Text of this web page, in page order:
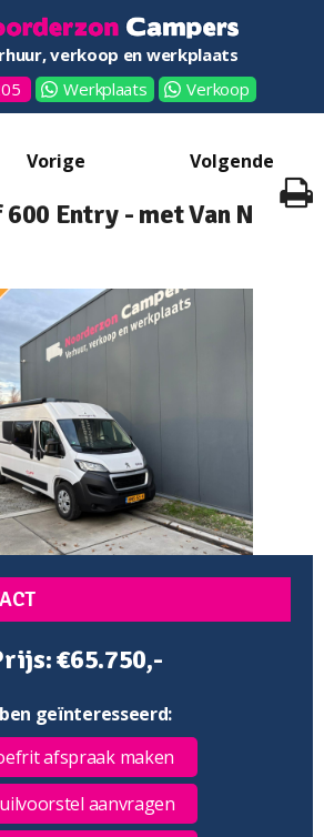
verkoop en werkplaats
Werkplaats Verkoop
Entry - met Van N
€65.750,-
geïnteresseerd:
afspraak maken
aanvragen